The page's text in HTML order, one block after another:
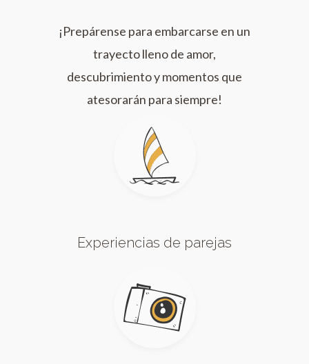
¡Prepárense para embarcarse en un
trayecto lleno de amor,
descubrimiento y momentos que
atesorarán para siempre!
Experiencias de parejas